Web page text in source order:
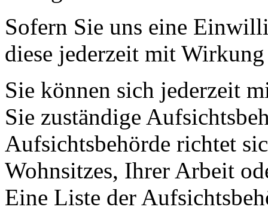
Sofern Sie uns eine
diese jederzeit mit
Sie können sich jederzeit
Sie zuständige
Aufsichtsbehörde richtet
Wohnsitzes, Ihrer Arbeit
Eine Liste der